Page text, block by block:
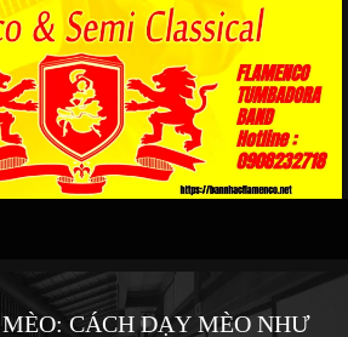
CÁCH DẠY MÈO NHƯ